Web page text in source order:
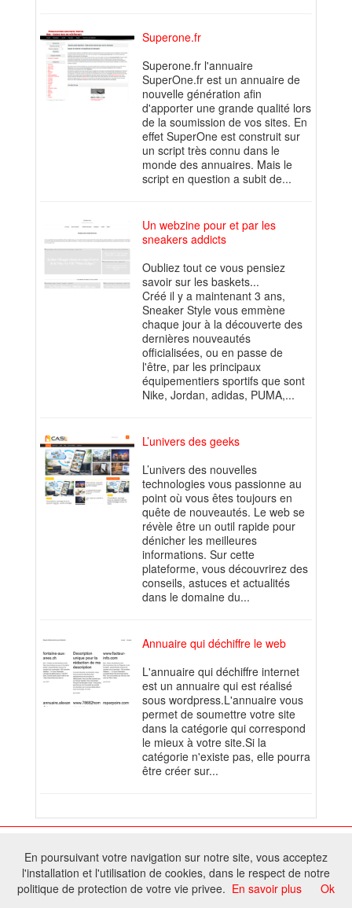
Superone.fr
Superone.fr l'annuaire
SuperOne.fr est un annuaire de
nouvelle génération afin
d'apporter une grande qualité lors
de la soumission de vos sites. En
effet SuperOne est construit sur
un script très connu dans le
monde des annuaires. Mais le
script en question a subit de...
Un webzine pour et par les
sneakers addicts
Oubliez tout ce vous pensiez
savoir sur les baskets...
Créé il y a maintenant 3 ans,
Sneaker Style vous emmène
chaque jour à la découverte des
dernières nouveautés
officialisées, ou en passe de
l'être, par les principaux
équipementiers sportifs que sont
Nike, Jordan, adidas, PUMA,...
L’univers des geeks
L’univers des nouvelles
technologies vous passionne au
point où vous êtes toujours en
quête de nouveautés. Le web se
révèle être un outil rapide pour
dénicher les meilleures
informations. Sur cette
plateforme, vous découvrirez des
conseils, astuces et actualités
dans le domaine du...
Annuaire qui déchiffre le web
L'annuaire qui déchiffre internet
est un annuaire qui est réalisé
sous wordpress.L'annuaire vous
permet de soumettre votre site
dans la catégorie qui correspond
le mieux à votre site.Si la
catégorie n'existe pas, elle pourra
être créer sur...
FontAwesome
Tous droits réservés - Toute reproduction du contenu de ce site, même
partielle, est interdite sans accord du propriétaire.
En poursuivant votre navigation sur notre site, vous acceptez
l'installation et l'utilisation de cookies, dans le respect de notre
politique de protection de votre vie privee. En savoir plus Ok